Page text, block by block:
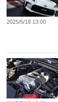
2025/5/18 13:00